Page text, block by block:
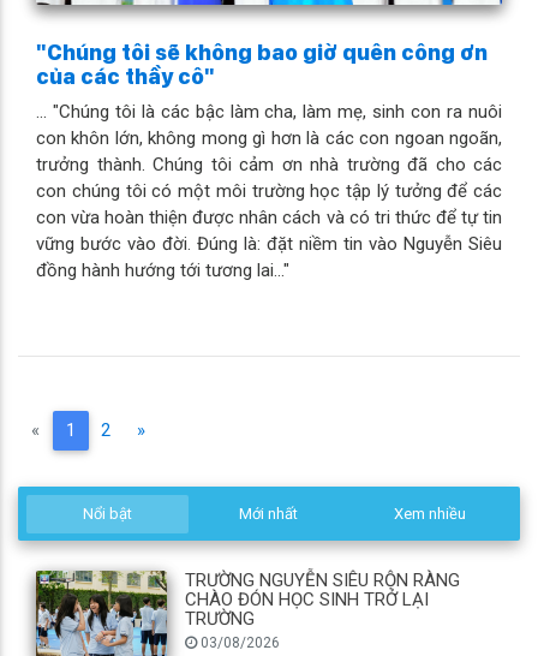
"Chúng tôi sẽ không bao giờ quên công ơn
của các thầy cô"
... "Chúng tôi là các bậc làm cha, làm mẹ, sinh con ra nuôi
con khôn lớn, không mong gì hơn là các con ngoan ngoãn,
trưởng thành. Chúng tôi cảm ơn nhà trường đã cho các
con chúng tôi có một môi trường học tập lý tưởng để các
con vừa hoàn thiện được nhân cách và có tri thức để tự tin
vững bước vào đời. Đúng là: đặt niềm tin vào Nguyễn Siêu
đồng hành hướng tới tương lai..."
« 1 (current)
2 »
Nổi bật Mới nhất Xem nhiều
TRƯỜNG NGUYỄN SIÊU RỘN RÀNG
CHÀO ĐÓN HỌC SINH TRỞ LẠI
TRƯỜNG
03/08/2026